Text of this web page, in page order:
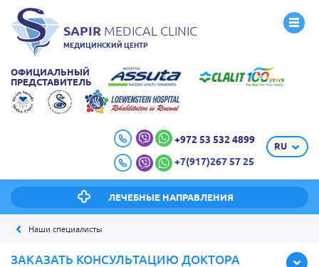
SAPIR MEDICAL CLINIC
МЕДИЦИНСКИЙ ЦЕНТР
ОФИЦИАЛЬНЫЙ
ПРЕДСТАВИТЕЛЬ
+972 53 532 4899
+7(917)267 57 25
RU
ЛЕЧЕБНЫЕ НАПРАВЛЕНИЯ
Наши специалисты
ЗАКАЗАТЬ КОНСУЛЬТАЦИЮ ДОКТОРА